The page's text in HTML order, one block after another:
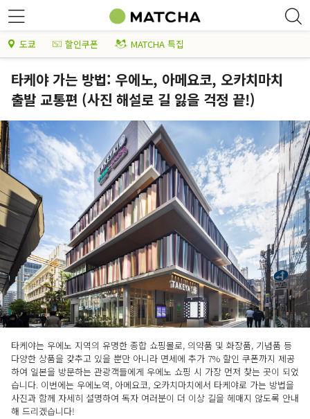
도쿄 할인쿠폰 MATCHA 특집
타케야 가는 방법: 우에노, 아메요코, 오카치마치
출발 교통편 (사진 해설로 길 잃을 걱정 끝!)
타케야는 우에노 지역의 유명한 종합 쇼핑몰로, 의약품 및 화장품, 기념품 등
다양한 상품을 갖추고 있을 뿐만 아니라 면세에 추가 7% 할인 쿠폰까지 제공
하여 일본을 방문하는 관광객들에게 우에노 쇼핑 시 가장 먼저 찾는 곳이 되었
습니다. 이번에는 우에노역, 아메요코, 오카치마치에서 타케야로 가는 방법을
사진과 함께 자세히 설명하여 독자 여러분이 더 이상 길을 헤매지 않도록 안내
해 드리겠습니다!